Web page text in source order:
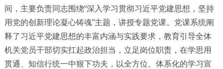
间，主要负责同志围绕“深入学习贯彻习近平党建思想，坚持
用党的创新理论凝心铸魂”主题，讲授专题党课。党课系统阐
释了习近平党建思想的丰富内涵与实践要求，教育引导全体
机关党员干部切实扛起政治担当，立足岗位职责，在学思用
贯通、知信行统一中狠下功夫，以全方位、体系化的学习宣